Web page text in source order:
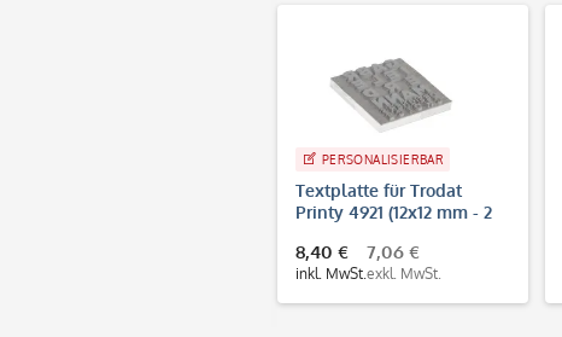
PERSONALISIERBAR
Textplatte für Trodat
Printy 4921 (12x12 mm - 2
8,40 €
inkl. MwSt.
7,06 €
exkl. MwSt.